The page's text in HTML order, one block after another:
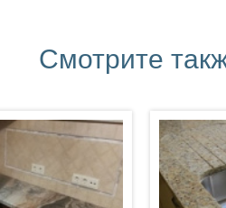
Смотрите